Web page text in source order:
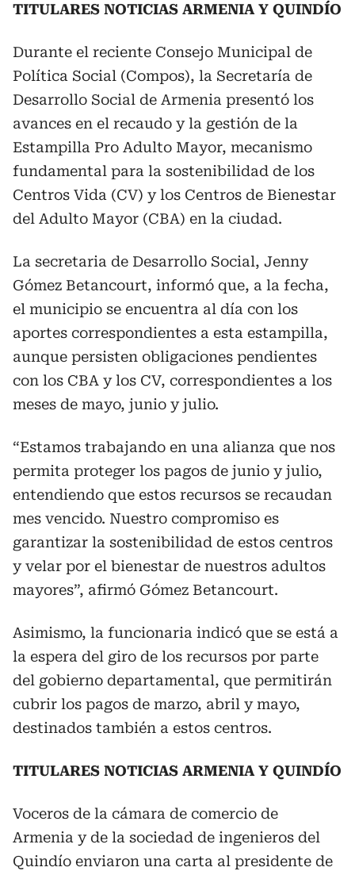
TITULARES NOTICIAS ARMENIA Y QUINDÍO
Durante el reciente Consejo Municipal de
Política Social (Compos), la Secretaría de
Desarrollo Social de Armenia presentó los
avances en el recaudo y la gestión de la
Estampilla Pro Adulto Mayor, mecanismo
fundamental para la sostenibilidad de los
Centros Vida (CV) y los Centros de Bienestar
del Adulto Mayor (CBA) en la ciudad.
La secretaria de Desarrollo Social, Jenny
Gómez Betancourt, informó que, a la fecha,
el municipio se encuentra al día con los
aportes correspondientes a esta estampilla,
aunque persisten obligaciones pendientes
con los CBA y los CV, correspondientes a los
meses de mayo, junio y julio.
“Estamos trabajando en una alianza que nos
permita proteger los pagos de junio y julio,
entendiendo que estos recursos se recaudan
mes vencido. Nuestro compromiso es
garantizar la sostenibilidad de estos centros
y velar por el bienestar de nuestros adultos
mayores”, afirmó Gómez Betancourt.
Asimismo, la funcionaria indicó que se está a
la espera del giro de los recursos por parte
del gobierno departamental, que permitirán
cubrir los pagos de marzo, abril y mayo,
destinados también a estos centros.
TITULARES NOTICIAS ARMENIA Y QUINDÍO
Voceros de la cámara de comercio de
Armenia y de la sociedad de ingenieros del
Quindío enviaron una carta al presidente de